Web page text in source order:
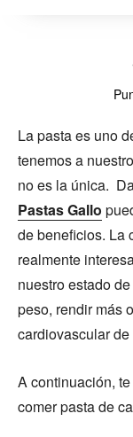
La pasta es uno
tenemos a
no es la única.
Pastas Gallo
de beneficios. La
realmente
nuestro estado
peso, rendir más
cardiovascular
A continuación,
comer pasta de